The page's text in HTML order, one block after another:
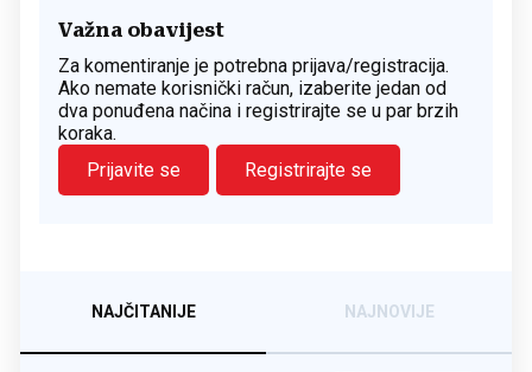
Važna obavijest
Za komentiranje je potrebna prijava/registracija.
Ako nemate korisnički račun, izaberite jedan od
dva ponuđena načina i registrirajte se u par brzih
koraka.
Prijavite se
Registrirajte se
NAJČITANIJE NAJNOVIJE